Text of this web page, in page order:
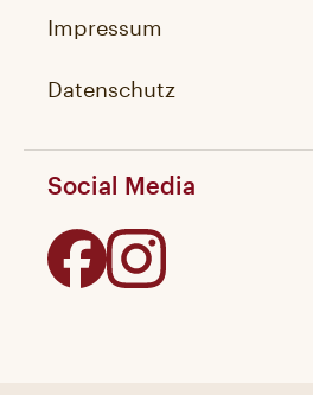
Impressum
Datenschutz
Social Media